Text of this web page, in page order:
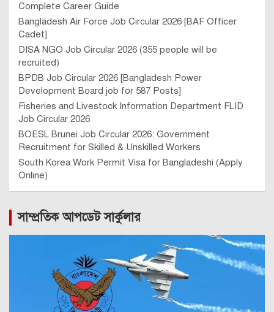
Complete Career Guide
Bangladesh Air Force Job Circular 2026 [BAF Officer
Cadet]
DISA NGO Job Circular 2026 (355 people will be
recruited)
BPDB Job Circular 2026 [Bangladesh Power
Development Board job for 587 Posts]
Fisheries and Livestock Information Department FLID
Job Circular 2026
BOESL Brunei Job Circular 2026: Government
Recruitment for Skilled & Unskilled Workers
South Korea Work Permit Visa for Bangladeshi (Apply
Online)
সাম্প্রতিক আপডেট সার্কুলার